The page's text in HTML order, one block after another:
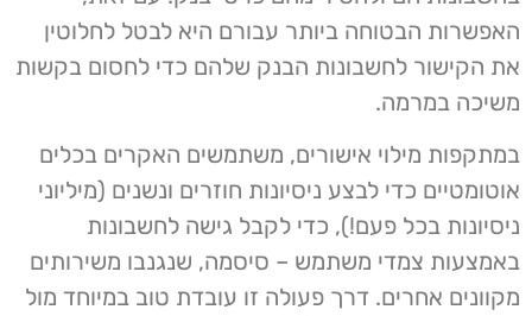
האפשרות הבטוחה ביותר עבורם היא לבטל לחלוטין
את הקישור לחשבונות הבנק שלהם כדי לחסום בקשות
משיכה במרמה.
במתקפות מילוי אישורים, משתמשים האקרים בכלים
אוטומטיים כדי לבצע ניסיונות חוזרים ונשנים (מיליוני
ניסיונות בכל פעם!), כדי לקבל גישה לחשבונות
באמצעות צמדי משתמש – סיסמה, שנגנבו משירותים
מקוונים אחרים. דרך פעולה זו עובדת טוב במיוחד מול